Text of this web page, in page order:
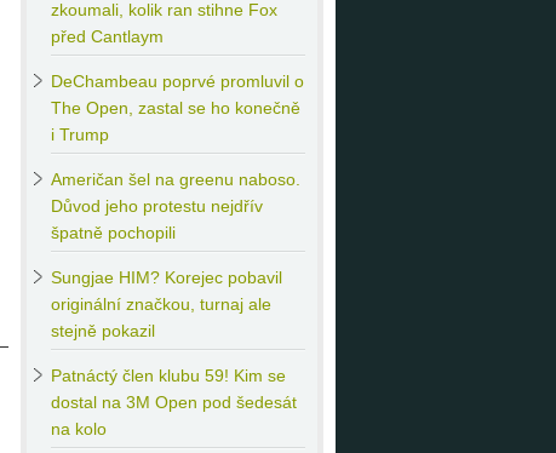
zkoumali, kolik ran stihne Fox
před Cantlaym
DeChambeau poprvé promluvil o
The Open, zastal se ho konečně
i Trump
Američan šel na greenu naboso.
Důvod jeho protestu nejdřív
špatně pochopili
Sungjae HIM? Korejec pobavil
originální značkou, turnaj ale
stejně pokazil
Patnáctý člen klubu 59! Kim se
dostal na 3M Open pod šedesát
na kolo